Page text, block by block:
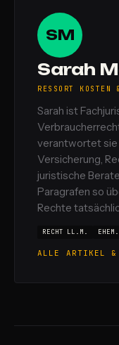
SM
Sarah
RESSORT
Sarah ist
verantwortet sie
Versicherung,
juristische
Paragrafen so
Rechte
RECHT LL.M.
ALLE ARTIKEL